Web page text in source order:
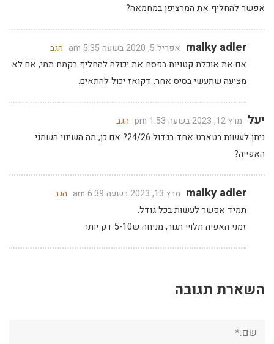
אפשר להחליף את המרציפן במחמאה?
malky adler אפריל 5, 2020 בשעה 5:35 am
הגב
אם את אוכלת קטניות בפסח את יכולה להחליף בקמח תמי, אם לא
מציעה שתעשי בסיס אחר. דקואז יכול להתאים.
יעל מרץ 12, 2023 בשעה 1:53 pm
הגב
ניתן לעשות בטארט אחד בגדול 24/26? אם כן, מה השינוי השמני
האפייה?
malky adler מרץ 13, 2023 בשעה 6:39 am
הגב
תמיד אפשר לעשות בכל גודל.
זמני האפיה תלויי תנור, מניחה ש5-10 דק יותר
השארת תגובה